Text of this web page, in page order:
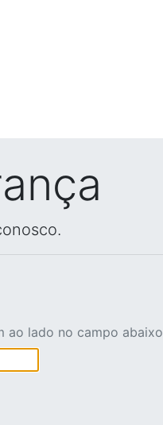
ao lado no campo abaixo